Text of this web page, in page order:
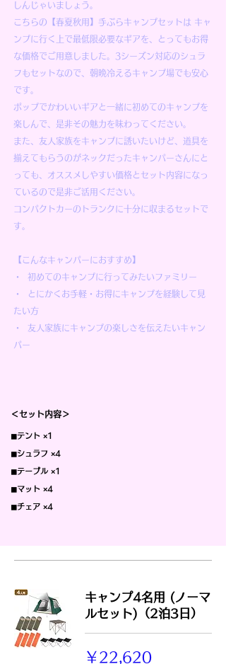
しんじゃいましょう。
こちらの【春夏秋用】手ぶらキャンプセットは キャ
ンプに行く上で最低限必要なギアを、とってもお得
な価格でご用意しました。3シーズン対応のシュラ
フもセットなので、朝晩冷えるキャンプ場でも安心
です。
ポップでかわいいギアと一緒に初めてのキャンプを
楽しんで、是非その魅力を味わってください。
また、友人家族をキャンプに誘いたいけど、道具を
揃えてもらうのがネックだったキャンパーさんにと
っても、オススメしやすい価格とセット内容になっ
ているので是非ご活用ください。
コンパクトカーのトランクに十分に収まるセットで
す。
【こんなキャンパーにおすすめ】
・ 初めてのキャンプに行ってみたいファミリー
・ とにかくお手軽・お得にキャンプを経験して見
たい方
・ 友人家族にキャンプの楽しさを伝えたいキャン
パー
＜セット内容＞
◼︎テント ×1
◼︎シュラフ ×4
◼︎テーブル ×1
◼︎マット ×4
◼︎チェア ×4
キャンプ4名用 (ノーマ
ルセット)（2泊3日）
22,620
円
￥22,620